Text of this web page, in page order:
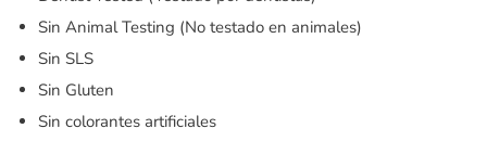
Sin Animal Testing (No testado en animales)
Sin SLS
Sin Gluten
Sin colorantes artificiales